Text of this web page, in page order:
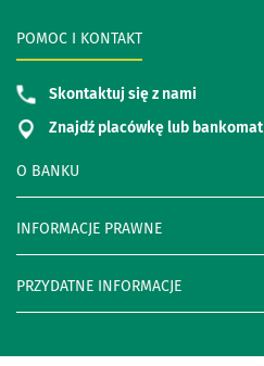
O BANKU
INFORMACJE PRAWNE
PRZYDATNE INFORMACJE
POMOC I KONTAKT
Skontaktuj się z nami
Znajdź placówkę lub bankomat